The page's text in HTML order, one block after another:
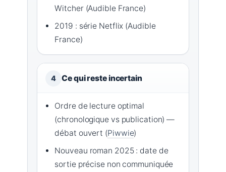
Witcher (Audible France)
2019 : série Netflix (Audible
France)
4 Ce qui reste incertain
Ordre de lecture optimal
(chronologique vs publication) —
débat ouvert (Piwwie)
Nouveau roman 2025 : date de
sortie précise non communiquée